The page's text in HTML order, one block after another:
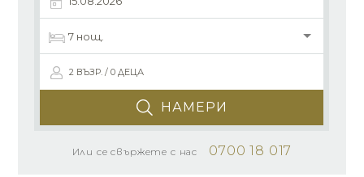
2 ВЪЗР. / 0 ДЕЦА
НАМЕРИ
Или се свържете с нас 0700 18 017